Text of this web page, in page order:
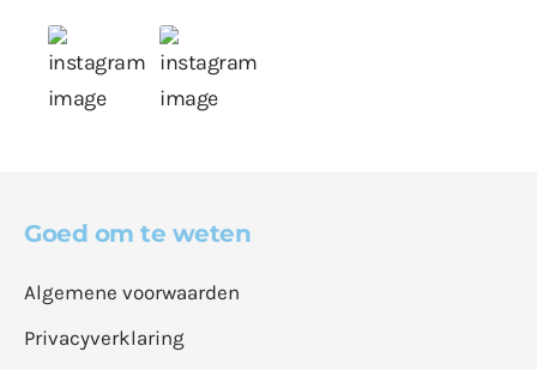
Goed om te weten
Algemene voorwaarden
Privacyverklaring